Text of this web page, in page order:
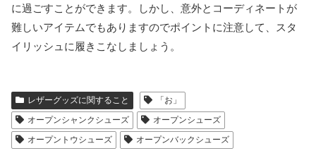
に過ごすことができます。しかし、意外とコーディネートが
難しいアイテムでもありますのでポイントに注意して、スタ
イリッシュに履きこなしましょう。
レザーグッズに関すること
「お」
オープンシャンクシューズ
オープンシューズ
オープントウシューズ
オープンバックシューズ